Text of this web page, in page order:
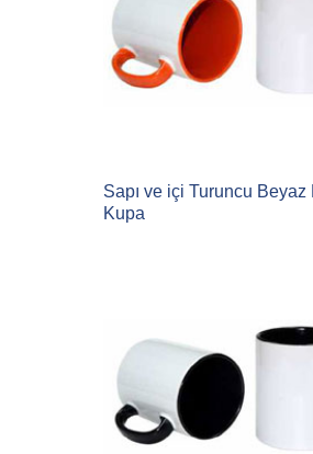
Sapı ve içi Turuncu Beyaz
Kupa